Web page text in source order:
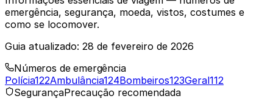
emergência, segurança, moeda, vistos, costumes e
como se locomover.
Guia atualizado: 28 de fevereiro de 2026
Números de emergência
Polícia122Ambulância124Bombeiros123Geral112
SegurançaPrecaução recomendada